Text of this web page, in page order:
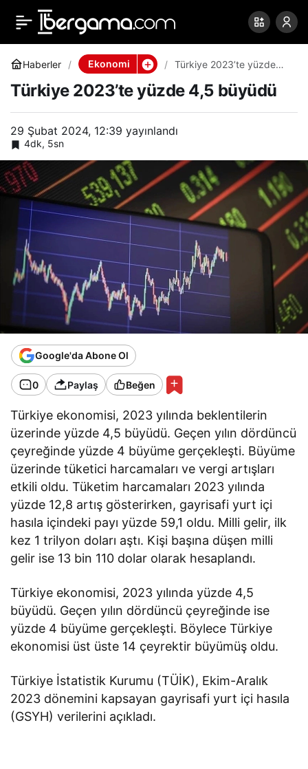
Haberler Ekonomi
Türkiye 2023’te yüzde
Türkiye 2023’te yüzde 4,5 büyüdü
29 Şubat 2024, 12:39 yayınlandı
4dk, 5sn
Google'da Abone Ol
0 Paylaş Beğen
Türkiye ekonomisi, 2023 yılında beklentilerin
üzerinde yüzde 4,5 büyüdü. Geçen yılın dördüncü
çeyreğinde yüzde 4 büyüme gerçekleşti. Büyüme
üzerinde tüketici harcamaları ve vergi artışları
etkili oldu. Tüketim harcamaları 2023 yılında
yüzde 12,8 artış gösterirken, gayrisafi yurt içi
hasıla içindeki payı yüzde 59,1 oldu. Milli gelir, ilk
kez 1 trilyon doları aştı. Kişi başına düşen milli
gelir ise 13 bin 110 dolar olarak hesaplandı.
Türkiye ekonomisi, 2023 yılında yüzde 4,5
büyüdü. Geçen yılın dördüncü çeyreğinde ise
yüzde 4 büyüme gerçekleşti. Böylece Türkiye
ekonomisi üst üste 14 çeyrektir büyümüş oldu.
Türkiye İstatistik Kurumu (TÜİK), Ekim-Aralık
2023 dönemini kapsayan gayrisafi yurt içi hasıla
(GSYH) verilerini açıkladı.
Türkiye 2023’te yüzde
4,5 büyüdü
0 Paylaş